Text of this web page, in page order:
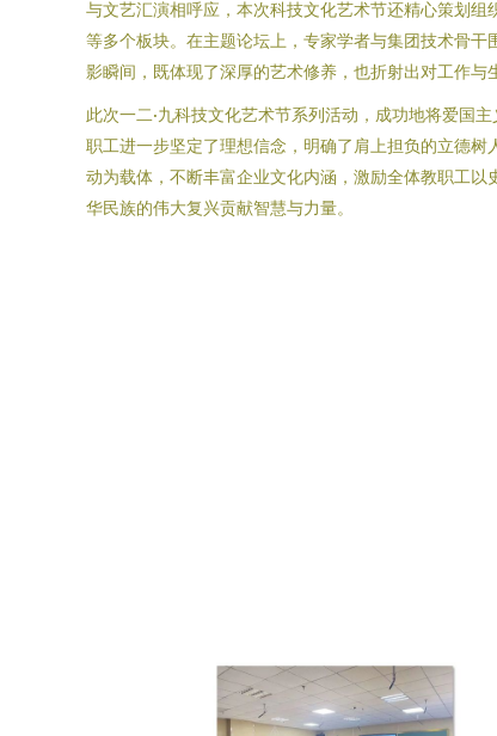
与文艺汇演相呼应，本次科技文化艺术节还精心策划
等多个板块。在主题论坛上，专家学者与集团技术骨
影瞬间，既体现了深厚的艺术修养，也折射出对工作
此次一二·九科技文化艺术节系列活动，成功地将爱国
职工进一步坚定了理想信念，明确了肩上担负的立德
动为载体，不断丰富企业文化内涵，激励全体教职工
华民族的伟大复兴贡献智慧与力量。